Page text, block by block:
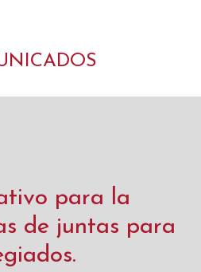
para la
de juntas para